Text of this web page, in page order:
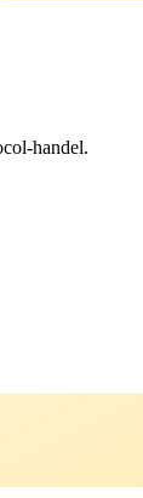
handel.